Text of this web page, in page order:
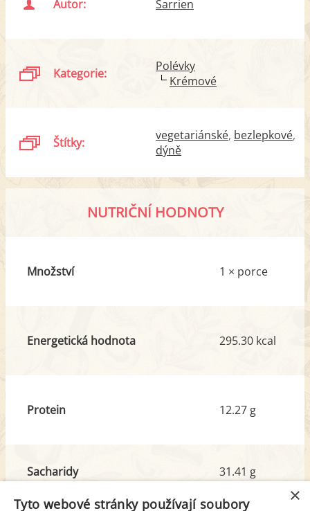
Autor: Sarrien
Kategorie:
Polévky
Krémové
Štítky: vegetariánské bezlepkové
dýně
NUTRIČNÍ HODNOTY
Množství 1 × porce
Energetická hodnota 295.30 kcal
Protein 12.27 g
Sacharidy
z toho cukr
31.41 g
7.42 g
×
Tyto webové stránky používají soubory